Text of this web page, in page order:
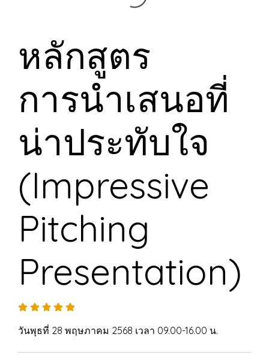
หลักสูตร
การนำเสนอที่
น่าประทับใจ
(Impressive
Pitching
Presentation)
วันพุธที่ 28 พฤษภาคม 2568 เวลา 09.00-16.00 น.